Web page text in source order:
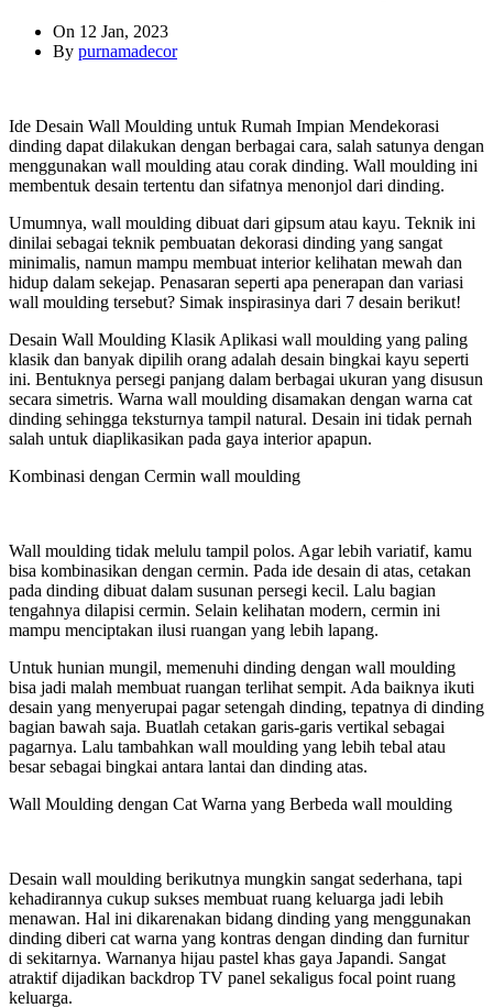
On 12 Jan, 2023
By purnamadecor
Ide Desain Wall Moulding untuk Rumah Impian Mendekorasi
dinding dapat dilakukan dengan berbagai cara, salah satunya dengan
menggunakan wall moulding atau corak dinding. Wall moulding ini
membentuk desain tertentu dan sifatnya menonjol dari dinding.
Umumnya, wall moulding dibuat dari gipsum atau kayu. Teknik ini
dinilai sebagai teknik pembuatan dekorasi dinding yang sangat
minimalis, namun mampu membuat interior kelihatan mewah dan
hidup dalam sekejap. Penasaran seperti apa penerapan dan variasi
wall moulding tersebut? Simak inspirasinya dari 7 desain berikut!
Desain Wall Moulding Klasik Aplikasi wall moulding yang paling
klasik dan banyak dipilih orang adalah desain bingkai kayu seperti
ini. Bentuknya persegi panjang dalam berbagai ukuran yang disusun
secara simetris. Warna wall moulding disamakan dengan warna cat
dinding sehingga teksturnya tampil natural. Desain ini tidak pernah
salah untuk diaplikasikan pada gaya interior apapun.
Kombinasi dengan Cermin wall moulding
Wall moulding tidak melulu tampil polos. Agar lebih variatif, kamu
bisa kombinasikan dengan cermin. Pada ide desain di atas, cetakan
pada dinding dibuat dalam susunan persegi kecil. Lalu bagian
tengahnya dilapisi cermin. Selain kelihatan modern, cermin ini
mampu menciptakan ilusi ruangan yang lebih lapang.
Untuk hunian mungil, memenuhi dinding dengan wall moulding
bisa jadi malah membuat ruangan terlihat sempit. Ada baiknya ikuti
desain yang menyerupai pagar setengah dinding, tepatnya di dinding
bagian bawah saja. Buatlah cetakan garis-garis vertikal sebagai
pagarnya. Lalu tambahkan wall moulding yang lebih tebal atau
besar sebagai bingkai antara lantai dan dinding atas.
Wall Moulding dengan Cat Warna yang Berbeda wall moulding
Desain wall moulding berikutnya mungkin sangat sederhana, tapi
kehadirannya cukup sukses membuat ruang keluarga jadi lebih
menawan. Hal ini dikarenakan bidang dinding yang menggunakan
dinding diberi cat warna yang kontras dengan dinding dan furnitur
di sekitarnya. Warnanya hijau pastel khas gaya Japandi. Sangat
atraktif dijadikan backdrop TV panel sekaligus focal point ruang
keluarga.